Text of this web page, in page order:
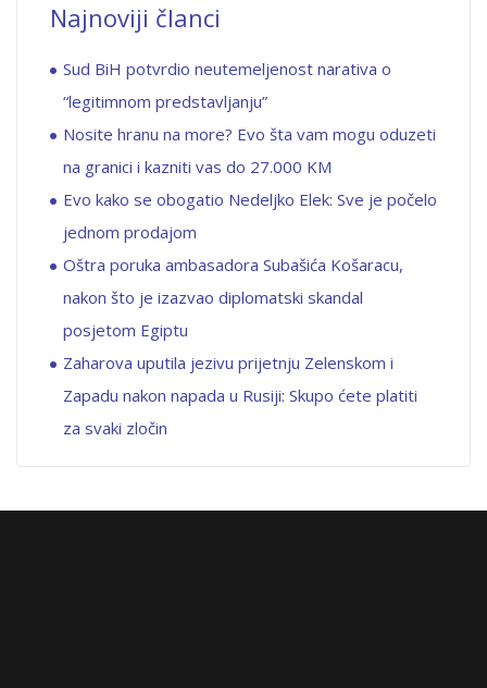
Najnoviji članci
Sud BiH potvrdio neutemeljenost narativa o
“legitimnom predstavljanju”
Nosite hranu na more? Evo šta vam mogu oduzeti
na granici i kazniti vas do 27.000 KM
Evo kako se obogatio Nedeljko Elek: Sve je počelo
jednom prodajom
Oštra poruka ambasadora Subašića Košaracu,
nakon što je izazvao diplomatski skandal
posjetom Egiptu
Zaharova uputila jezivu prijetnju Zelenskom i
Zapadu nakon napada u Rusiji: Skupo ćete platiti
za svaki zločin